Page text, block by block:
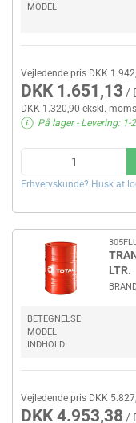
MODEL
Vejledende pris DKK
DKK 1.651,13 /
DKK 1.320,90 ekskl. moms
På lager- Levering: 1-
Erhvervskunde? Husk at
LTR.
BETEGNELSE
MODEL
INDHOLD
Vejledende pris DKK
DKK 4.953,38 /